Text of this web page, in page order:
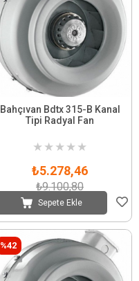
Bahçıvan Bdtx 315-B Kanal
Tipi Radyal Fan
★ ★ ★ ★ ★
₺5.278,46
₺9.100,80
Sepete Ekle
%42